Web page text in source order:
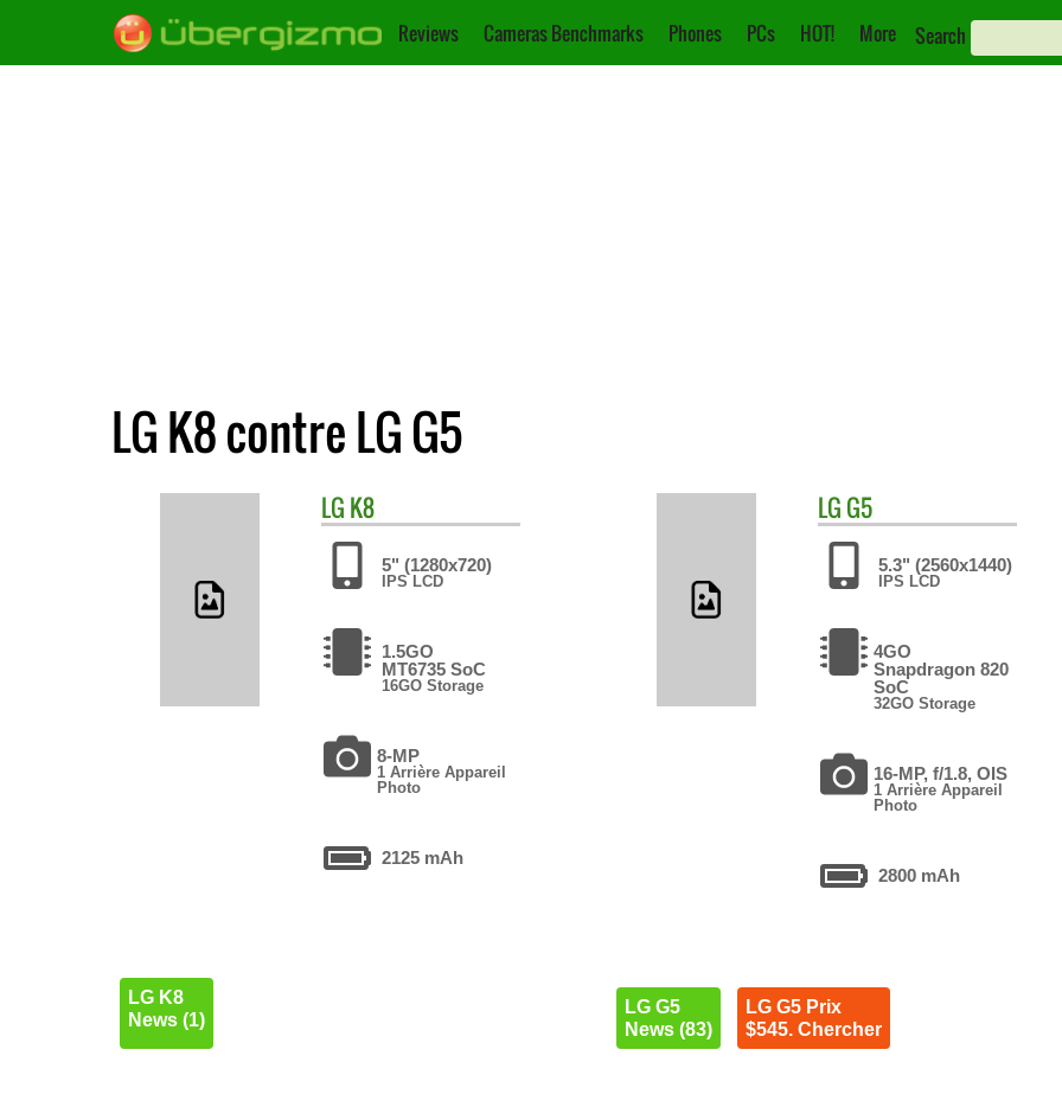
Reviews Cameras Benchmarks Phones PCs HOT! More Search
LG K8 contre LG G5
LG K8
5" (1280x720)
IPS LCD
1.5GO
MT6735 SoC
16GO Storage
8-MP
1 Arrière Appareil
Photo
2125 mAh
LG K8
News (1)
LG G5
5.3" (2560x1440)
IPS LCD
4GO
Snapdragon 820
SoC
32GO Storage
16-MP, f/1.8, OIS
1 Arrière Appareil
Photo
2800 mAh
LG G5
News (83)
LG G5 Prix
$545. Chercher